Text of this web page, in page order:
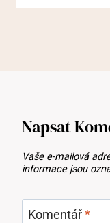
Napsat
Vaše e-mailová
informace jsou
Komentář*